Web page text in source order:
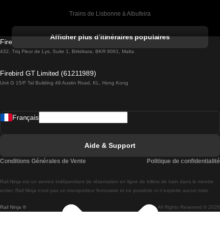
Trains de Lisbonne à Albufeira
Trains de Lisbonne à Lagos
Trains de Lisbonne à Madrid
Trains de Lisbonne à Braga
Trains de Braga à Lisbonne
Afficher plus d'itinéraires populaires
Firebird GT Limited (OC 1451)
432, Triq Fleur de Lys, Suite 1, Birkirkara, BKR 9061, Malta
Firebird GT Limited (61211989)
Unit G 15/F Tal Building 49 Austin Road, KL, Hong Kong
Rail Ninja ® All Rights Reserved © 2026
Rail.Ninja est un service indépendant de réservation en ligne de billets de train dans le monde
entier. Rail Ninja n'est pas un transporteur ferroviaire et ne possède ni n'exploite aucun train.
Français
Aide & Support
Conditions Générales de Vente Politique de confidentialité